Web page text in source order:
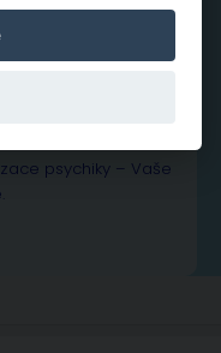
psychiky – Vaše